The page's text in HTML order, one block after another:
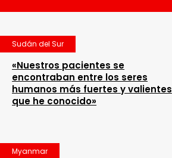
Sudán del Sur
«Nuestros pacientes se
encontraban entre los seres
humanos más fuertes y valientes
que he conocido»
Myanmar